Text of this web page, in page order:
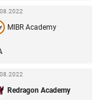
MIBR Academy
Redragon Academy